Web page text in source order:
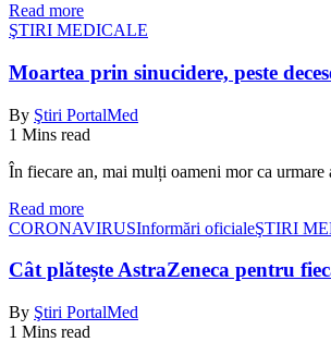
Read more
ŞTIRI MEDICALE
Moartea prin sinucidere, peste
By Ştiri PortalMed
1 Mins read
În fiecare an, mai mulți oameni mor ca
Read more
CORONAVIRUSInformări oficialeŞTIRI
Cât plătește AstraZeneca pentru
By Ştiri PortalMed
1 Mins read